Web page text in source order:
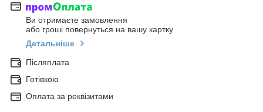
Ви отримаєте замовлення
або гроші повернуться на вашу картку
Детальніше
Післяплата
Готівкою
Оплата за реквізитами